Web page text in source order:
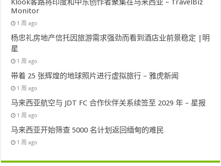
Klook客路将印度和中东创作者聚集在马来西亚 – TravelBiz
Monitor
1 周 ago
杨忠礼房地产信托因旅游需求强劲而看到酒店业前景稳定 |明
星
1 周 ago
带着 25 张辉煌的地球照片进行虚拟旅行 – 雅虎新闻
1 周 ago
马来西亚航空与 JDT FC 合作伙伴关系续签至 2029 年 – 星报
1 周 ago
马来西亚开始筛查 5000 名计划返回缅甸的难民
1 周 ago